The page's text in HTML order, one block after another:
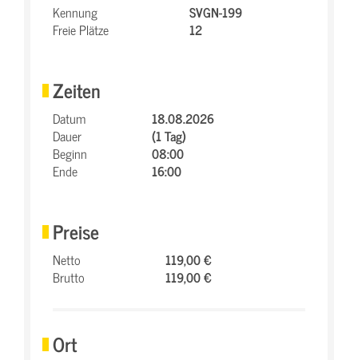
Kennung
SVGN-199
Freie Plätze
12
Zeiten
Datum
18.08.2026
Dauer
(1 Tag)
Beginn
08:00
Ende
16:00
Preise
Netto
119,00 €
Brutto
119,00 €
Ort